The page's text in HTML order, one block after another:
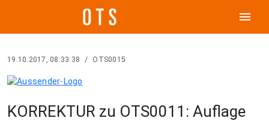
menu
19.10.2017, 08:33:38 / OTS0015
KORREKTUR zu OTS0011: Auflage